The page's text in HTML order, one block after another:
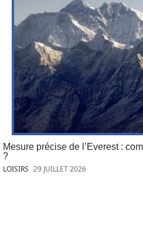
Mesure précise de l’Everest :
?
LOISIRS 29 JUILLET 2026